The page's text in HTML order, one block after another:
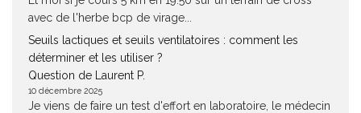
avec de l'herbe bcp de virage...
Seuils lactiques et seuils ventilatoires : comment les
déterminer et les utiliser ?
Question de Laurent P.
10 décembre 2025
Je viens de faire un test d'effort en laboratoire, le médecin